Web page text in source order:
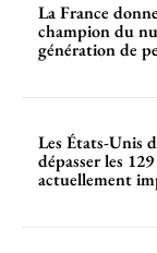
La France
champion du
génération de
Les États-Unis
dépasser les
actuellement